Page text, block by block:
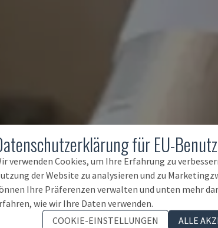
für EU-
verwenden Cookies, um Ihre Erfahrung zu
der Website zu analysieren und zu
Ihre Präferenzen verwalten und unten mehr
wie wir Ihre Daten verwenden.
COOKIE-EINSTELLUNGEN
ALLE